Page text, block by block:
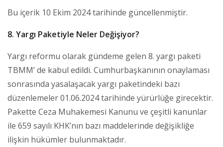
Bu içerik 10 Ekim 2024 tarihinde güncellenmiştir.
8. Yargı Paketiyle Neler Değişiyor?
Yargı reformu olarak gündeme gelen 8. yargı paketi
TBMM’ de kabul edildi. Cumhurbaşkanının onaylaması
sonrasında yasalaşacak yargı paketindeki bazı
düzenlemeler 01.06.2024 tarihinde yürürlüğe girecektir.
Pakette Ceza Muhakemesi Kanunu ve çeşitli kanunlar
ile 659 sayılı KHK’nın bazı maddelerinde değişikliğe
ilişkin hükümler bulunmaktadır.